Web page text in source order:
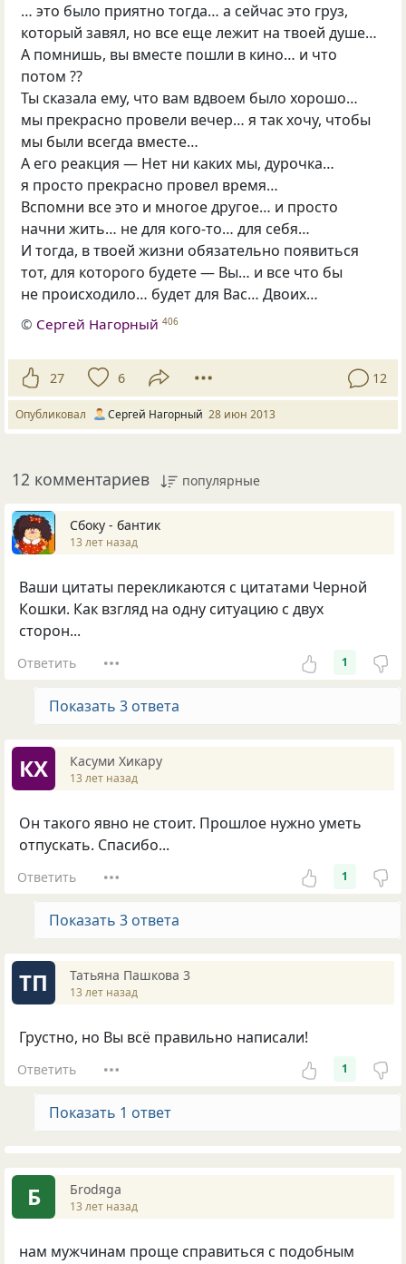
… это было приятно тогда… а сейчас это груз,
который завял, но все еще лежит на твоей душе…
А помнишь, вы вместе пошли в кино… и что
потом ??
Ты сказала ему, что вам вдвоем было хорошо…
мы прекрасно провели вечер… я так хочу, чтобы
мы были всегда вместе…
А его реакция — Нет ни каких мы, дурочка…
я просто прекрасно провел время…
Вспомни все это и многое другое… и просто
начни жить… не для кого-то… для себя…
И тогда, в твоей жизни обязательно появиться
тот, для которого будете — Вы… и все что бы
не происходило… будет для Вас… Двоих…
© Сергей Нагорный 406
27 6 12
Опубликовал Сергей Нагорный 28 июн 2013
12 комментариев популярные
Сбоку - бантик
13 лет назад
Ваши цитаты перекликаются с цитатами Черной
Кошки. Как взгляд на одну ситуацию с двух
сторон...
Ответить 1
Показать 3 ответа
КХ Касуми Хикару
13 лет назад
Он такого явно не стоит. Прошлое нужно уметь
отпускать. Спасибо...
Ответить 1
Показать 3 ответа
ТП Татьяна Пашкова 3
13 лет назад
Грустно, но Вы всё правильно написали!
Ответить 1
Показать 1 ответ
Б Бrodяga
13 лет назад
нам мужчинам проще справиться с подобным